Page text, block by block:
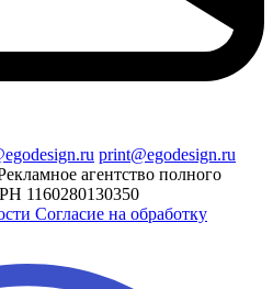
print@egodesign.ru
агентство полного
1160280130350
Согласие на обработку